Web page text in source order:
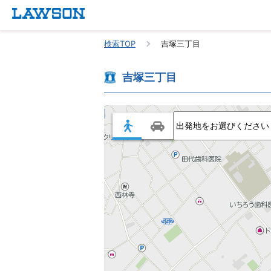
検索TOP 吉塚三丁目
吉塚三丁目